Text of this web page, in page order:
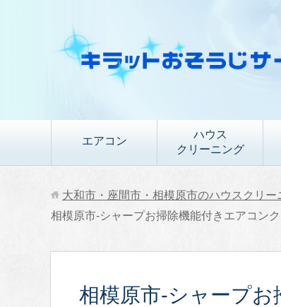
エアコン
ハウス
クリーニング
大和市・座間市・相模原市のハウスクリ
相模原市-シャープお掃除機能付きエアコン
相模原市-シャープ